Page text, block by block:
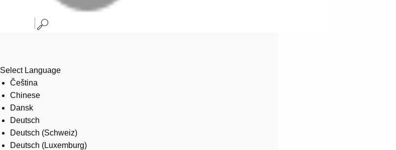
Select Language
Čeština
Chinese
Dansk
Deutsch
Deutsch (Schweiz)
Deutsch (Luxemburg)